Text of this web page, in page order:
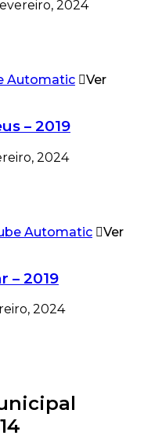
2024
Ver
– 2019
2024
Ver
– 2019
2024